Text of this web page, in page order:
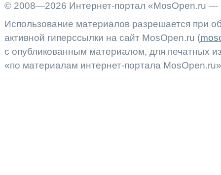
© 2008—2026 Интернет-портал «MosOpen.ru —
Использование материалов разрешается при
активной гиперссылки на сайт MosOpen.ru (
с опубликованным материалом, для печатных
«по материалам интернет-портала